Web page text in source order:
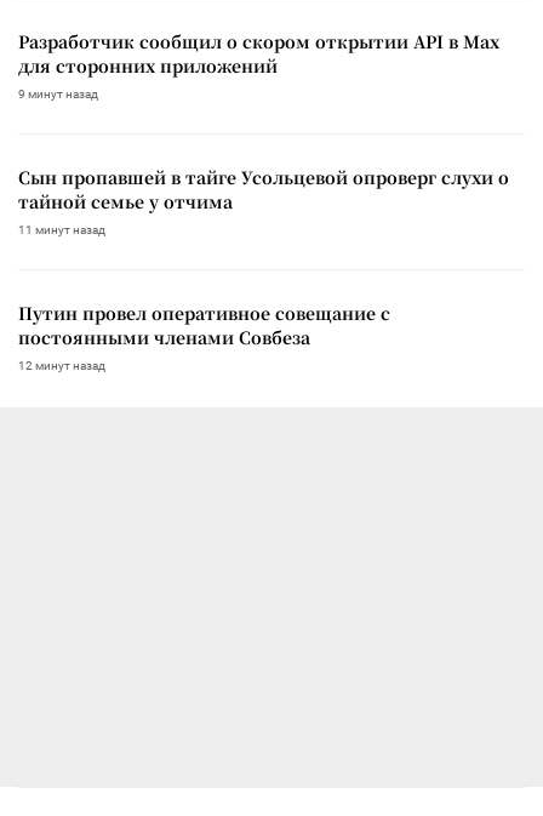
Разработчик сообщил о скором открытии API в Max
для сторонних приложений
9 минут назад
Сын пропавшей в тайге Усольцевой опроверг слухи о
тайной семье у отчима
11 минут назад
Путин провел оперативное совещание с
постоянными членами Совбеза
12 минут назад